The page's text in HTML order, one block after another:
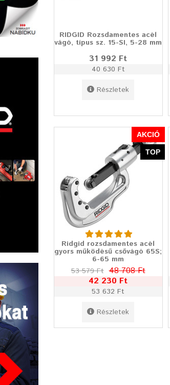
RIDGID Rozsdamentes acél
vágó, típus sz. 15-SI, 5-28 mm
31 992 Ft
40 630 Ft
Részletek
AKCIÓ
TOP
Ridgid rozsdamentes acél
gyors működésű csővágó 65S;
6-65 mm
53 579 Ft 48 708 Ft
42 230 Ft
53 632 Ft
Részletek